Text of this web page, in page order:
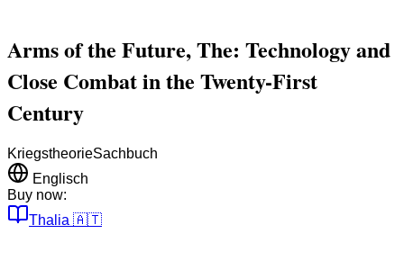
Arms of the Future, The: Technology and
Close Combat in the Twenty-First
Century
KriegstheorieSachbuch
Englisch
Buy now:
Thalia 🇦🇹